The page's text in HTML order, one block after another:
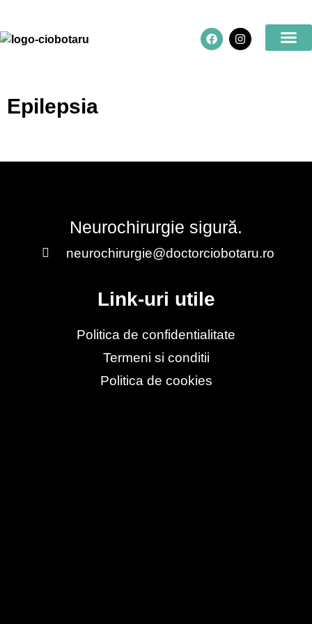
Epilepsia
Neurochirurgie sigură.
neurochirurgie@doctorciobotaru.ro
Link-uri utile
Politica de confidentialitate
Termeni si conditii
Politica de cookies